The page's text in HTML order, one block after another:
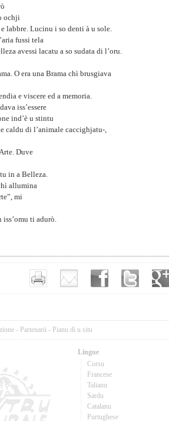
ochji
labbre. Lucinu i so denti à u sole.
fussi tela
avessi lacatu a so sudata di l’oru.
O era una Brama chì brusgiava
e viscere ed a memoria.
iss’essere
ind’è u stintu
caldu di l’animale caccighjatu-,
Duve
in a Belleza.
allumina
mi
iss’omu ti adurò.
- Partenarii - Pianu di u situ
Lingue
Corsu
Francese
Talianu
Sardu
Catalanu
Purtughese